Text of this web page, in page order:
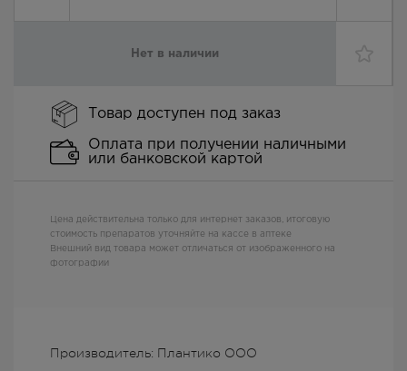
Нет в наличии
Производитель: Плантико ООО
Товар доступен под заказ
Оплата при получении наличными
или банковской картой
Цена действительна только для интернет заказов, итоговую
стоимость препаратов уточняйте на кассе в аптеке
Внешний вид товара может отличаться от изображенного на
фотографии